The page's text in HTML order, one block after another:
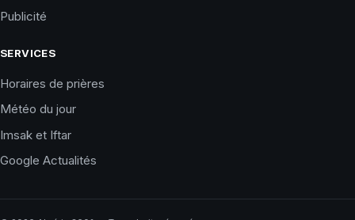
Publicité
SERVICES
Horaires de prières
Météo du jour
Imsak et Iftar
Google Actualités